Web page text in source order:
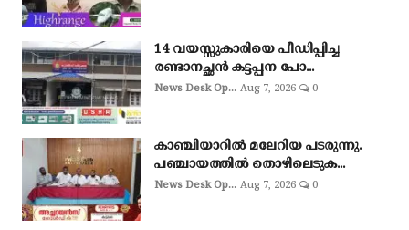
14 വയസ്സുകാരിയെ പീഡിപ്പിച്ച
രണ്ടാനച്ഛൻ കട്ടപ്പന പോ...
News Desk Op... Aug 7, 2026 0
കാഞ്ചിയാറിൽ മലേറിയ പടരുന്നു.
പഞ്ചായത്തിൽ തൊഴിലെടുക...
News Desk Op... Aug 7, 2026 0